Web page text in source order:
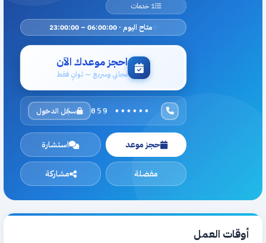
1 خدمات
متاح اليوم · 06:00:00 – 23:00:00
احجز موعدك الآن
مجاني وسريع — ثوانٍ فقط
059 •••••• سجّل الدخول
حجز موعد استشارة
مفضلة مشاركة
أوقات العمل